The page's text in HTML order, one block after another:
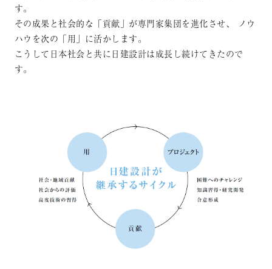
す。
その成果と社会的な「貢献」が専門家集団を進化させ、
ノウ
ハウを次の「用」に活かします。
こうして日本社会と共に日建設計は成長し続けてきたので
す。